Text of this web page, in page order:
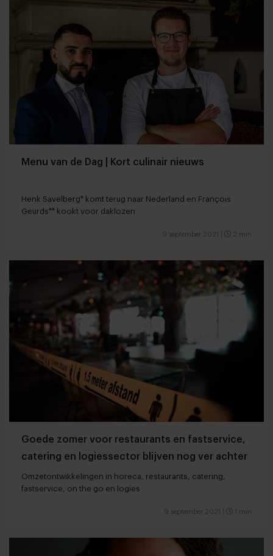
Menu van de Dag | Kort culinair nieuws
Henk Savelberg* komt terug naar Nederland en François
Geurds** kookt voor daklozen
9 september 2021 2 min
Goede zomer voor restaurants en fastservice,
catering en logiessector blijven nog ver achter
Omzetontwikkelingen in horeca, restaurants, catering,
fastservice, on the go en logies
9 september 2021 1 min